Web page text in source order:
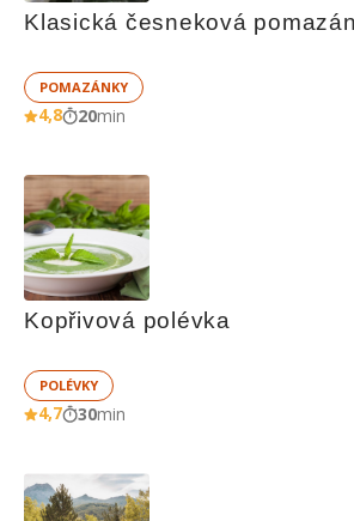
Klasická česneková
POMAZÁNKY
4,8 20min
Kopřivová polévka
POLÉVKY
4,7 30min